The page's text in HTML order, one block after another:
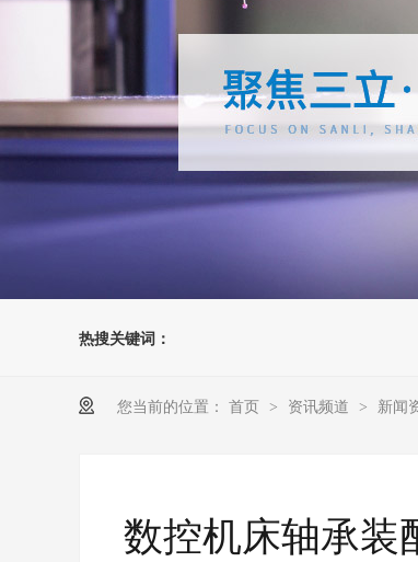
热搜关键词：
您当前的位置： 首页 > 资讯频道 > 新闻
数控机床轴承装